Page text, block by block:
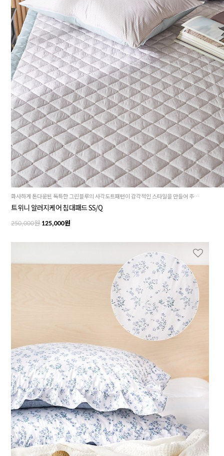
화사하게 톤다운된 독특한 그린블루의 사각도트패턴이 감각적인 스타일을 만들어 주는 트위니 침대패드 SS/Q
트위니 알러지케어 침대패드 SS/Q
250,000원125,000원